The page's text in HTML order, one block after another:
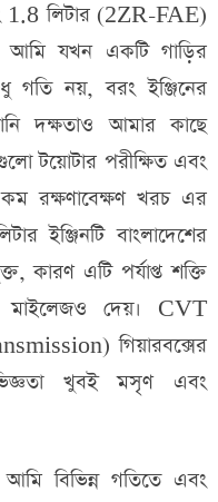
লিটার (2ZR-FAE)
আমি যখন একটি গাড়ির
গতি নয়, বরং ইঞ্জিনের
দক্ষতাও আমার কাছে
টয়োটার পরীক্ষিত এবং
কম রক্ষণাবেক্ষণ খরচ এর
ইঞ্জিনটি বাংলাদেশের
কারণ এটি পর্যাপ্ত শক্তি
মাইলেজও দেয়। CVT
গিয়ারবক্সের
খুবই মসৃণ এবং
বিভিন্ন গতিতে এবং